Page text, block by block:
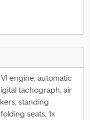
engine, automatic
tachograph, air
standing
seats, 1x